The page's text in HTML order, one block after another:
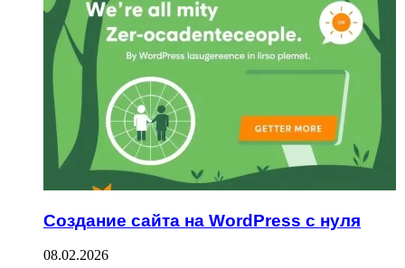
Создание сайта на WordPress с нуля
08.02.2026